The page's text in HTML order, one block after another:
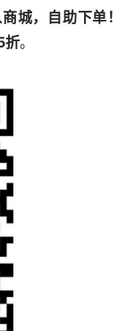
城，自助下单！
折。